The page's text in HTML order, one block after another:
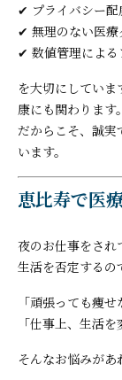
✔ プライバシー配
✔ 無理のない医療
✔ 数値管理による
を大切にしてい
康にも関わります。
だからこそ、誠実
います。
恵比寿で医
夜のお仕事をされ
生活を否定するの
「頑張っても痩せ
「仕事上、生活を
そんなお悩みがあ